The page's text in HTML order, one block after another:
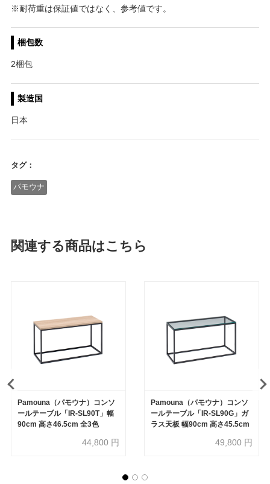
※耐荷重は保証値ではなく、参考値です。
梱包数
2梱包
製造国
日本
タグ：
パモウナ
関連する商品はこちら
Pamouna（パモウナ）コンソ
ールテーブル「IR-SL90T」幅
90cm 高さ46.5cm 全3色
44,800 円
Pamouna（パモウナ）コンソ
ールテーブル「IR-SL90G」ガ
ラス天板 幅90cm 高さ45.5cm
49,800 円